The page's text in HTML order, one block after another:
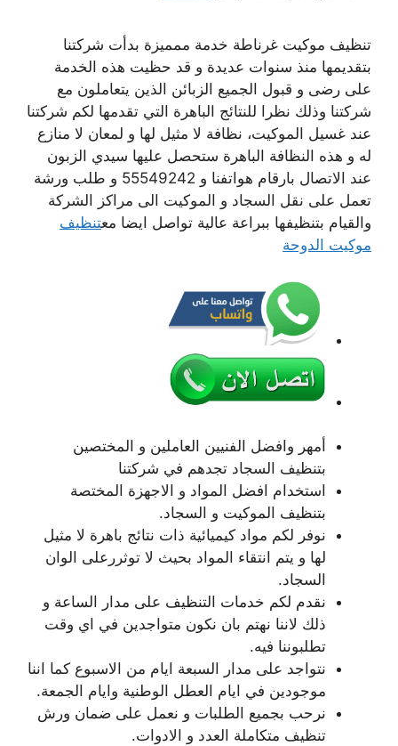
تنظيف موكيت غرناطة خدمة ممميزة بدأت شركتنا
بتقديمها منذ سنوات عديدة و قد حظيت هذه الخدمة
على رضى و قبول الجميع الزبائن الذين يتعاملون مع
شركتنا وذلك نظرا للنتائج الباهرة التي تقدمها لكم شركتنا
عند غسيل الموكيت، نظافة لا مثيل لها و لمعان لا منازع
له و هذه النظافة الباهرة ستحصل عليها سيدي الزبون
عند الاتصال بارقام هواتفنا و 55549242 و طلب ورشة
تعمل على نقل السجاد و الموكيت الى مراكز الشركة
والقيام بتنظيفها ببراعة عالية تواصل ايضا معتنظيف
موكيت الدوحة
أمهر وافضل الفنيين العاملين و المختصين
بتنظيف السجاد تجدهم في شركتنا
استخدام افضل المواد و الاجهزة المختصة
بتنظيف الموكيت و السجاد.
نوفر لكم مواد كيميائية ذات نتائج باهرة لا مثيل
لها و يتم انتقاء المواد بحيث لا توثررعلى الوان
السجاد.
نقدم لكم خدمات التنظيف على مدار الساعة و
ذلك لاننا نهتم بان نكون متواجدين في اي وقت
تطلبوننا فيه.
نتواجد على مدار السبعة ايام من الاسبوع كما اننا
موجودين في ايام العطل الوطنية وايام الجمعة.
نرحب بجميع الطلبات و نعمل على ضمان ورش
تنظيف متكاملة العدد و الادوات.